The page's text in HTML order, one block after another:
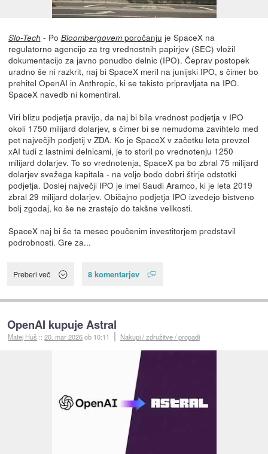
Slo-Tech - Po Bloombergovemporočanju je SpaceX na
regulatorno agencijo za trg vrednostnih papirjev (SEC) vložil
dokumentacijo za javno ponudbo delnic (IPO). Čeprav postopek
uradno še ni razkrit, naj bi SpaceX meril na junijski IPO, s čimer bo
prehitel OpenAI in Anthropic, ki se takisto pripravljata na IPO.
SpaceX navedb ni komentiral.
Viri blizu podjetja pravijo, da naj bi bila vrednost podjetja v IPO
okoli 1750 milijard dolarjev, s čimer bi se nemudoma zavihtelo med
pet največjih podjetij v ZDA. Ko je SpaceX v začetku leta prevzel
xAI tudi z lastnimi delnicami, je to storil po vrednotenju 1250
milijard dolarjev. To so vrednotenja, SpaceX pa bo zbral 75 milijard
dolarjev svežega kapitala - na voljo bodo dobri štirje odstotki
podjetja. Doslej največji IPO je imel Saudi Aramco, ki je leta 2019
zbral 29 milijard dolarjev. Običajno podjetja IPO izvedejo bistveno
bolj zgodaj, ko še ne zrastejo do takšne velikosti.
SpaceX naj bi še ta mesec poučenim investitorjem predstavil
podrobnosti. Gre za...
Preberi več 8 komentarjev
OpenAI kupuje Astral
Matej Huš ::20. mar 2026ob 10:11 Nakupi / združitve / propadi